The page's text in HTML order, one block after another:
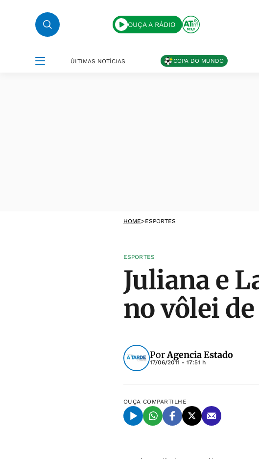
OUÇA A RÁDIO
ÚLTIMAS NOTÍCIAS COPA DO MUNDO
HOME>ESPORTES
ESPORTES
Juliana e
no vôlei
PorAgencia Estado
17/06/2011 - 17:51 h
OUÇA COMPARTILHE